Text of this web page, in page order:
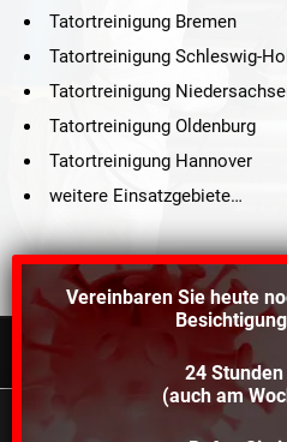
Tatortreinigung Bremen
Tatortreinigung Schleswig-
Tatortreinigung
Tatortreinigung Oldenburg
Tatortreinigung Hannover
weitere Einsatzgebiete…
©2021 Schröders Service
Schroeder
Vereinbaren Sie heute
24
(auch am